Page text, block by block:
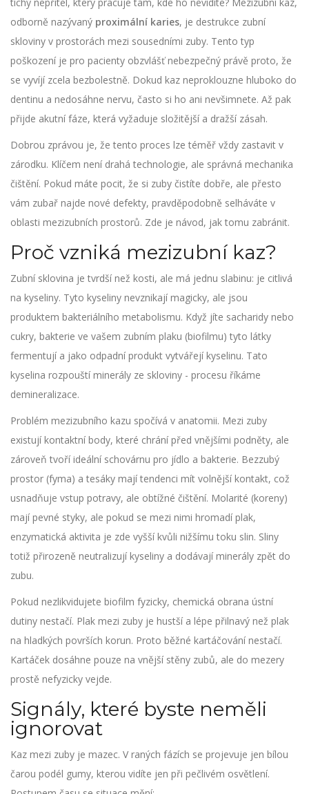
odborně nazývaný proximální karies, je destrukce zubní
skloviny v prostorách mezi sousedními zuby. Tento typ
poškození je pro pacienty obzvlášť nebezpečný právě proto, že
se vyvíjí zcela bezbolestně. Dokud kaz neproklouzne hluboko do
dentinu a nedosáhne nervu, často si ho ani nevšimnete. Až pak
přijde akutní fáze, která vyžaduje složitější a dražší zásah.
Dobrou zprávou je, že tento proces lze téměř vždy zastavit v
zárodku. Klíčem není drahá technologie, ale správná mechanika
čištění. Pokud máte pocit, že si zuby čistíte dobře, ale přesto
vám zubař najde nové defekty, pravděpodobně selháváte v
oblasti mezizubních prostorů. Zde je návod, jak tomu zabránit.
Proč vzniká mezizubní kaz?
Zubní sklovina je tvrdší než kosti, ale má jednu slabinu: je citlivá
na kyseliny. Tyto kyseliny nevznikají magicky, ale jsou
produktem bakteriálního metabolismu. Když jíte sacharidy nebo
cukry, bakterie ve vašem zubním plaku (biofilmu) tyto látky
fermentují a jako odpadní produkt vytvářejí kyselinu. Tato
kyselina rozpouští minerály ze skloviny - procesu říkáme
demineralizace.
Problém mezizubního kazu spočívá v anatomii. Mezi zuby
existují kontaktní body, které chrání před vnějšími podněty, ale
zároveň tvoří ideální schovárnu pro jídlo a bakterie. Bezzubý
prostor (fyma) a tesáky mají tendenci mít volnější kontakt, což
usnadňuje vstup potravy, ale obtížné čištění. Molarité (koreny)
mají pevné styky, ale pokud se mezi nimi hromadí plak,
enzymatická aktivita je zde vyšší kvůli nižšímu toku slin. Sliny
totiž přirozeně neutralizují kyseliny a dodávají minerály zpět do
zubu.
Pokud nezlikvidujete biofilm fyzicky, chemická obrana ústní
dutiny nestačí. Plak mezi zuby je hustší a lépe přilnavý než plak
na hladkých površích korun. Proto běžné kartáčování nestačí.
Kartáček dosáhne pouze na vnější stěny zubů, ale do mezery
prostě nefyzicky vejde.
Signály, které byste neměli
ignorovat
Kaz mezi zuby je mazec. V raných fázích se projevuje jen bílou
čarou podél gumy, kterou vidíte jen při pečlivém osvětlení.